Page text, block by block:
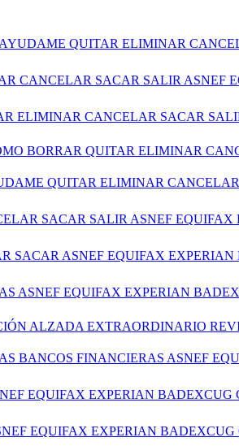
QUITAR ELIMINAR
CANCELAR SACAR SALIR ASNEF
ELIMINAR CANCELAR SACAR
BORRAR QUITAR ELIMINAR
QUITAR ELIMINAR
SACAR SALIR ASNEF
ASNEF EQUIFAX EXPERIAN
ASNEF EQUIFAX EXPERIAN
ALZADA EXTRAORDINARIO
BANCOS FINANCIERAS ASNEF
EQUIFAX EXPERIAN BADEXCUG
EQUIFAX EXPERIAN BADEXCUG